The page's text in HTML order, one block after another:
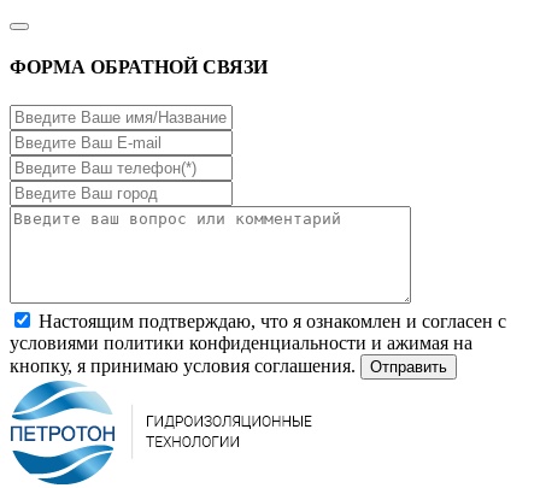
ФОРМА ОБРАТНОЙ СВЯЗИ
Настоящим подтверждаю, что я ознакомлен и согласен с
условиями политики конфиденциальности и ажимая на
кнопку, я принимаю условия соглашения.